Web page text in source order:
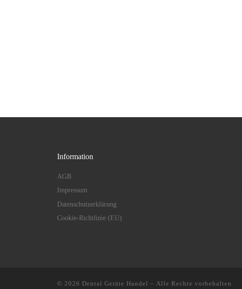
Information
AGB
Impressum
Datenschutzerklärung
Cookie-Richtlinie (EU)
© 2026 Dental Geräte Handel – Alle Rechte vorbehalten